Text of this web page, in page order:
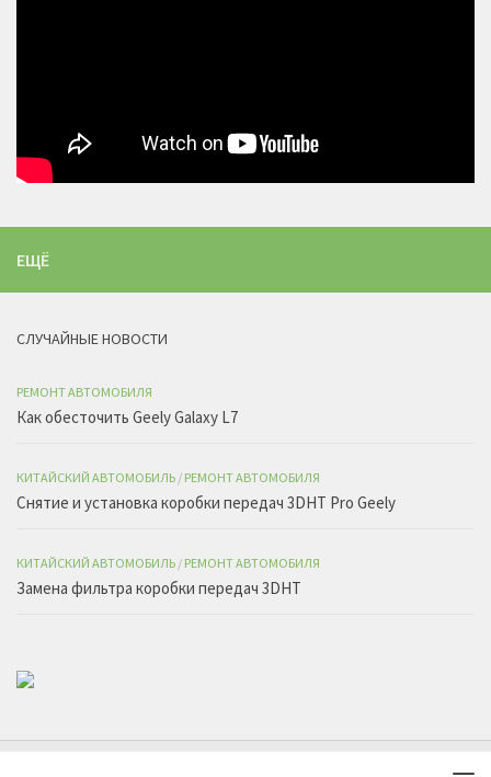
ЕЩЁ
СЛУЧАЙНЫЕ НОВОСТИ
РЕМОНТ АВТОМОБИЛЯ
Как обесточить Geely Galaxy L7
КИТАЙСКИЙ АВТОМОБИЛЬ / РЕМОНТ АВТОМОБИЛЯ
Снятие и установка коробки передач 3DHT Pro Geely
КИТАЙСКИЙ АВТОМОБИЛЬ / РЕМОНТ АВТОМОБИЛЯ
Замена фильтра коробки передач 3DHT